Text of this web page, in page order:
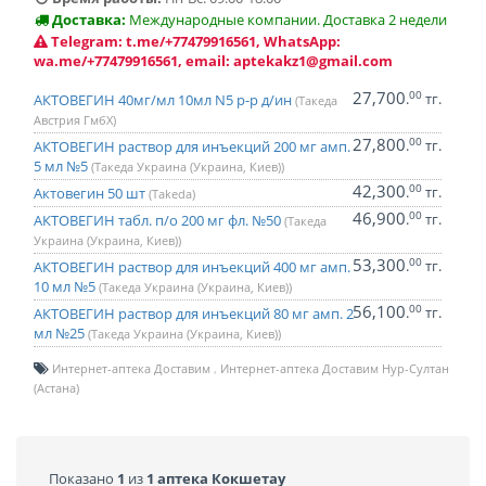
Доставка: Международные компании. Доставка 2 недели
Telegram: t.me/+77479916561, WhatsApp:
wa.me/+77479916561, email: aptekakz1@gmail.com
АКТОВЕГИН 40мг/мл 10мл N5 р-р д/ин (Такеда
Австрия ГмбХ)
27,700.00 тг.
АКТОВЕГИН раствор для инъекций 200 мг амп.
5 мл №5 (Такеда Украина (Украина, Киев))
27,800.00 тг.
Актовегин 50 шт (Takeda) 42,300.00 тг.
АКТОВЕГИН табл. п/о 200 мг фл. №50 (Такеда
Украина (Украина, Киев))
46,900.00 тг.
АКТОВЕГИН раствор для инъекций 400 мг амп.
10 мл №5 (Такеда Украина (Украина, Киев))
53,300.00 тг.
АКТОВЕГИН раствор для инъекций 80 мг амп. 2
мл №25 (Такеда Украина (Украина, Киев))
56,100.00 тг.
Интернет-аптека Доставим
Интернет-аптека Доставим Нур-Султан
(Астана)
Показано 1 из 1 аптека Кокшетау